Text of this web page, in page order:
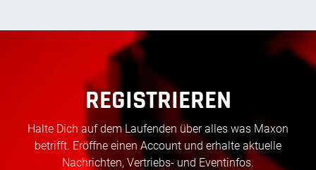
REGISTRIEREN
Halte Dich auf dem Laufenden über alles was Maxon
betrifft. Eröffne einen Account und erhalte aktuelle
Nachrichten, Vertriebs- und Eventinfos.